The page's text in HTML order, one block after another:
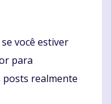
você estiver
para
posts realmente